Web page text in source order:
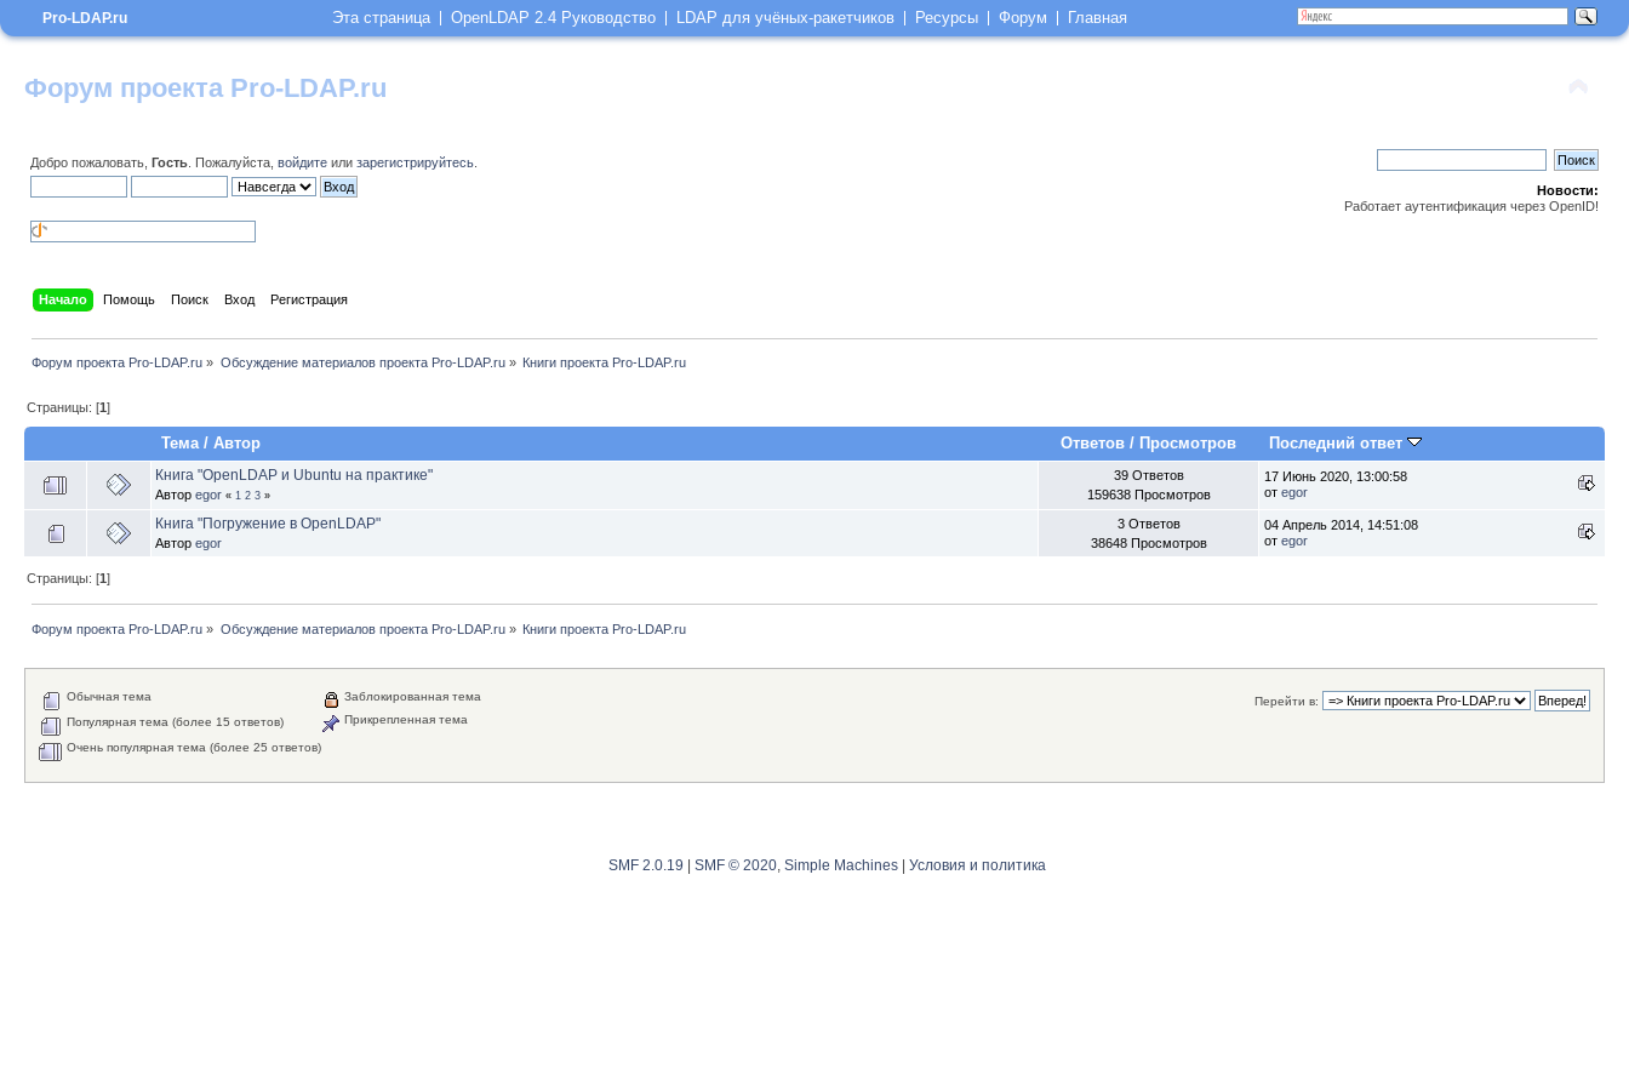
Форум проекта Pro-LDAP.ru
Добро пожаловать, Гость . Пожалуйста, войдите или зарегистрируйтесь
Новости:
Работает аутентификация через OpenID!
Начало Помощь Поиск Вход Регистрация
Форум проекта Pro-LDAP.ru » Обсуждение материалов проекта Pro-LDAP.ru» Книги проекта Pro-LDAP.ru
Страницы: [1]
Тема /Автор Ответов/ Просмотров Последний ответ
Книга "OpenLDAP и Ubuntu на практике"
Автор egor « 1 2 3 »
39 Ответов
159638 Просмотров
17 Июнь 2020, 13:00:58
от egor
Книга "Погружение в OpenLDAP"
Автор egor
3 Ответов
38648 Просмотров
04 Апрель 2014, 14:51:08
от egor
Страницы: [1]
Форум проекта Pro-LDAP.ru » Обсуждение материалов проекта Pro-LDAP.ru» Книги проекта Pro-LDAP.ru
Перейти в:
Обычная тема
Популярная тема (более 15 ответов)
Очень популярная тема (более 25 ответов)
Заблокированная тема
Прикрепленная тема
SMF 2.0.19 SMF © 2020, Simple Machines| Условия и политика
Pro-LDAP.ru Эта страница OpenLDAP 2.4 Руководство LDAP для учёных-ракетчиков Ресурсы Форум Главная